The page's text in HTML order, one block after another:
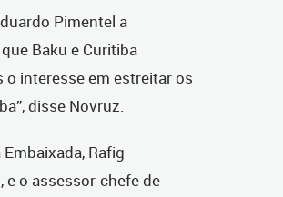
Pimentel a
Baku e Curitiba
o interesse em estreitar os
disse Novruz.
Rafig
e o assessor-chefe de